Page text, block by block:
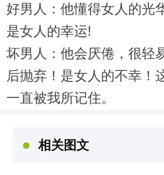
好男人：他懂得女人的光
是女人的幸运!
坏男人：他会厌倦，很轻
后抛弃！是女人的不幸！
一直被我所记住。
相关图文